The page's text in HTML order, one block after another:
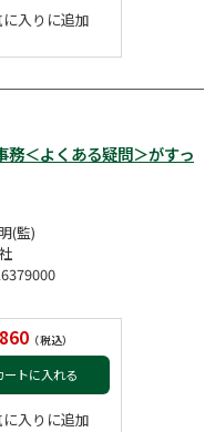
に入りに追加
務＜よくある疑問＞がすっ
(監)
（税込）
ートに入れる
に入りに追加